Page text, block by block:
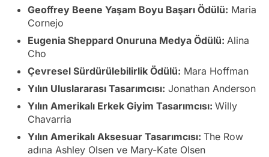
Geoffrey Beene Yaşam Boyu Başarı Ödülü: Maria
Cornejo
Eugenia Sheppard Onuruna Medya Ödülü: Alina
Cho
Çevresel Sürdürülebilirlik Ödülü: Mara Hoffman
Yılın Uluslararası Tasarımcısı: Jonathan Anderson
Yılın Amerikalı Erkek Giyim Tasarımcısı: Willy
Chavarria
Yılın Amerikalı Aksesuar Tasarımcısı: The Row
adına Ashley Olsen ve Mary-Kate Olsen